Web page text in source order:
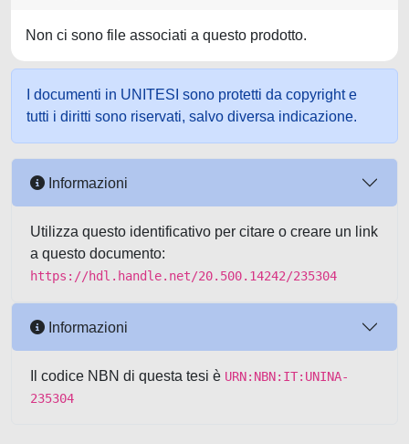
Non ci sono file associati a questo prodotto.
I documenti in UNITESI sono protetti da copyright e
tutti i diritti sono riservati, salvo diversa indicazione.
Informazioni
Utilizza questo identificativo per citare o creare un link
a questo documento:
https://hdl.handle.net/20.500.14242/235304
Informazioni
Il codice NBN di questa tesi è URN:NBN:IT:UNINA-
235304